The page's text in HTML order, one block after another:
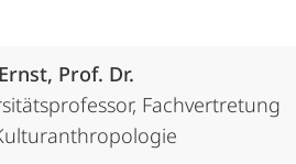
Prof. Dr.
Fachvertretung